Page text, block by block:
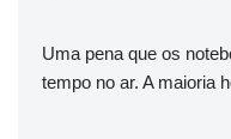
Uma pena que os
tempo no ar. A maioria